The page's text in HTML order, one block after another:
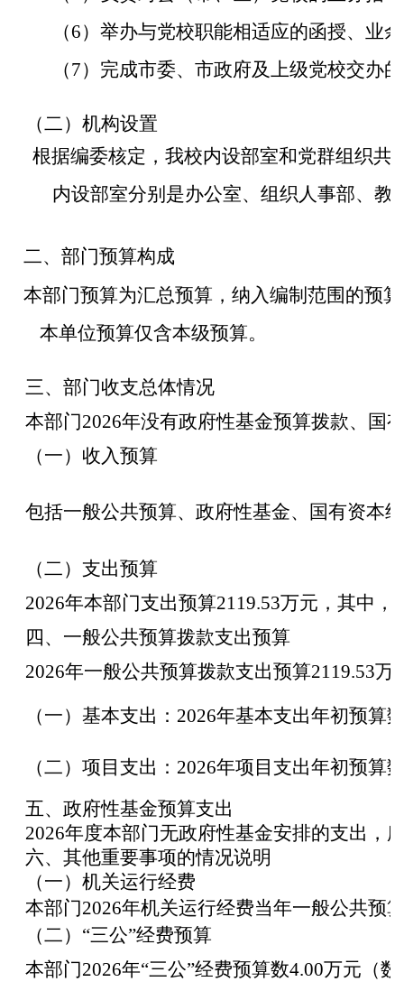
（6）举办与党校职能相适应的函授、业余
（7）完成市委、市政府及上级党校交办的
（二）机构设置
根据编委核定，我校内设部室和党群组织共
内设部室分别是办公室、组织人事部、教务
二、部门预算构成
本部门预算为汇总预算，纳入编制范围的预
本单位预算仅含本级预算。
三、部门收支总体情况
本部门2026年没有政府性基金预算拨款、国
（一）收入预算
包括一般公共预算、政府性基金、国有资本
（二）支出预算
2026年本部门支出预算2119.53万元，其中，
四、一般公共预算拨款支出预算
2026年一般公共预算拨款支出预算2119.53万
（一）基本支出： 2026年基本支出年初预算
（二）项目支出： 2026年项目支出年初预算
五、政府性基金预算支出
2026年度本部门无政府性基金安排的支出，
六、其他重要事项的情况说明
（一）机关运行经费
本部门2026年机关运行经费当年一般公共预
（二）“三公”经费预算
本部门2026年“三公”经费预算数4.00万元（